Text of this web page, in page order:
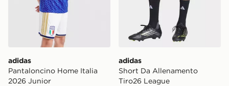
adidas
Pantaloncino Home Italia
2026 Junior
adidas
Short Da Allenamento
Tiro26 League